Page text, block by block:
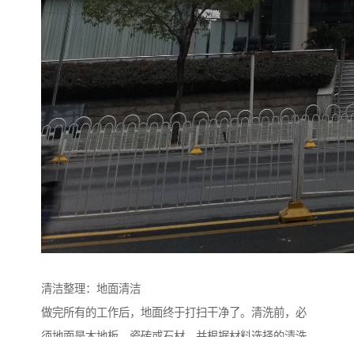
清洁整理：地面清洁
做完所有的工作后，地面终于打扫干净了。清洗前，必